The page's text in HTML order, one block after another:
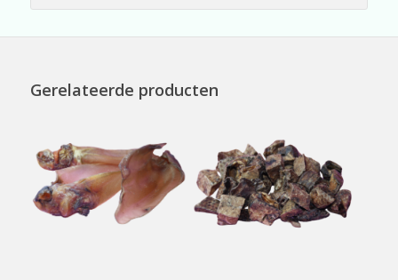
Gerelateerde producten